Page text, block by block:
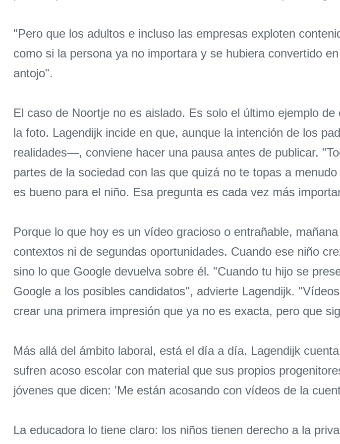
"Pero que los adultos e incluso las empresas exploten
como si la persona ya no importara y se hubiera convertido
antojo".
El caso de Noortje no es aislado. Es solo el último ejemplo
la foto. Lagendijk incide en que, aunque la intención de los
realidades—, conviene hacer una pausa antes de publicar.
partes de la sociedad con las que quizá no te topas a
es bueno para el niño. Esa pregunta es cada vez más
Porque lo que hoy es un vídeo gracioso o entrañable,
contextos ni de segundas oportunidades. Cuando ese niño
sino lo que Google devuelva sobre él. "Cuando tu hijo se
Google a los posibles candidatos", advierte Lagendijk.
crear una primera impresión que ya no es exacta, pero que
Más allá del ámbito laboral, está el día a día. Lagendijk
sufren acoso escolar con material que sus propios
jóvenes que dicen: 'Me están acosando con vídeos de la
La educadora lo tiene claro: los niños tienen derecho a la